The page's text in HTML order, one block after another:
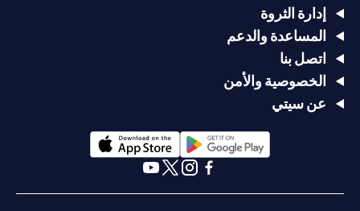
إدارة الثروة
المساعدة والدعم
اتصل بنا
الخصوصية والأمن
عن سيتي
opens in a new tab
opens in a new tab